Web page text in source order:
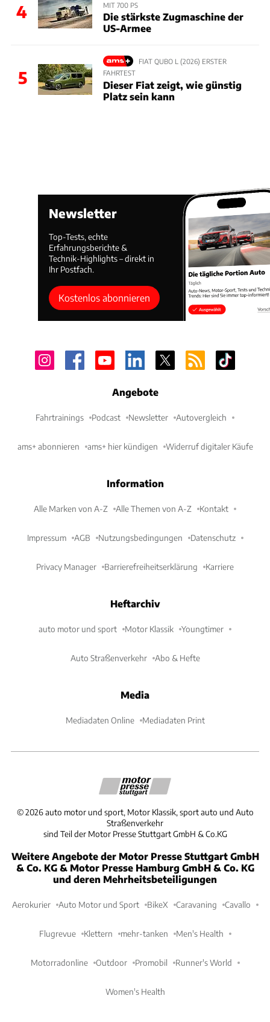
4
MIT 700 PS
Die stärkste Zugmaschine der
US-Armee
5
FIAT QUBO L (2026) ERSTER
FAHRTEST
Dieser Fiat zeigt, wie günstig
Platz sein kann
Newsletter
Top-Tests, echte
Erfahrungsberichte &
Technik-Highlights – direkt in
Ihr Postfach.
Kostenlos abonnieren
Angebote
Fahrtrainings Podcast Newsletter Autovergleich
ams+ abonnieren ams+ hier kündigen Widerruf digitaler Käufe
Information
Alle Marken von A-Z Alle Themen von A-Z Kontakt
Impressum AGB Nutzungsbedingungen Datenschutz
Privacy Manager Barrierefreiheitserklärung Karriere
Heftarchiv
auto motor und sport Motor Klassik Youngtimer
Auto Straßenverkehr Abo & Hefte
Media
Mediadaten Online Mediadaten Print
©2026 auto motor und sport, Motor Klassik, sport auto und Auto
Straßenverkehr
sind Teil der Motor Presse Stuttgart GmbH & Co.KG
Weitere Angebote der Motor Presse Stuttgart GmbH
& Co. KG & Motor Presse Hamburg GmbH & Co. KG
und deren Mehrheitsbeteiligungen
Aerokurier Auto Motor und Sport BikeX Caravaning Cavallo
Flugrevue Klettern mehr-tanken Men's Health
Motorradonline Outdoor Promobil Runner's World
Women's Health